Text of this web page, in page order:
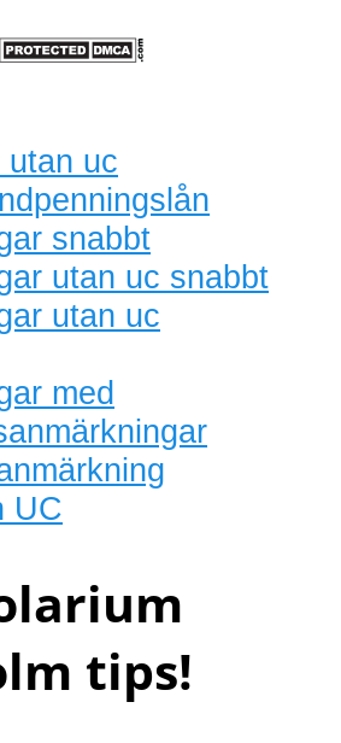
utan uc
snabbt
utan uc snabbt
utan uc
med
UC
tips!